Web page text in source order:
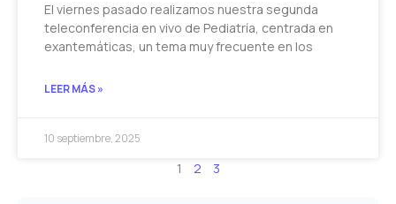
El viernes pasado realizamos nuestra segunda
teleconferencia en vivo de Pediatría, centrada en
exantemáticas, un tema muy frecuente en los
LEER MÁS »
10 septiembre, 2025
1 2 3